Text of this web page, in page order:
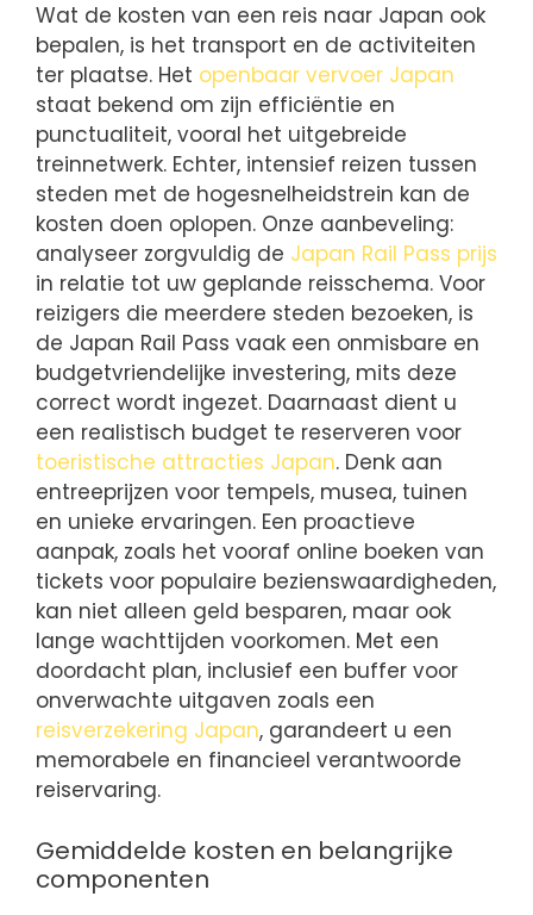
Wat de kosten van een reis naar Japan ook
bepalen, is het transport en de activiteiten
ter plaatse. Het openbaar vervoer Japan
staat bekend om zijn efficiëntie en
punctualiteit, vooral het uitgebreide
treinnetwerk. Echter, intensief reizen tussen
steden met de hogesnelheidstrein kan de
kosten doen oplopen. Onze aanbeveling:
analyseer zorgvuldig de Japan Rail Pass prijs
in relatie tot uw geplande reisschema. Voor
reizigers die meerdere steden bezoeken, is
de Japan Rail Pass vaak een onmisbare en
budgetvriendelijke investering, mits deze
correct wordt ingezet. Daarnaast dient u
een realistisch budget te reserveren voor
toeristische attracties Japan. Denk aan
entreeprijzen voor tempels, musea, tuinen
en unieke ervaringen. Een proactieve
aanpak, zoals het vooraf online boeken van
tickets voor populaire bezienswaardigheden,
kan niet alleen geld besparen, maar ook
lange wachttijden voorkomen. Met een
doordacht plan, inclusief een buffer voor
onverwachte uitgaven zoals een
reisverzekering Japan, garandeert u een
memorabele en financieel verantwoorde
reiservaring.
Gemiddelde kosten en belangrijke
componenten